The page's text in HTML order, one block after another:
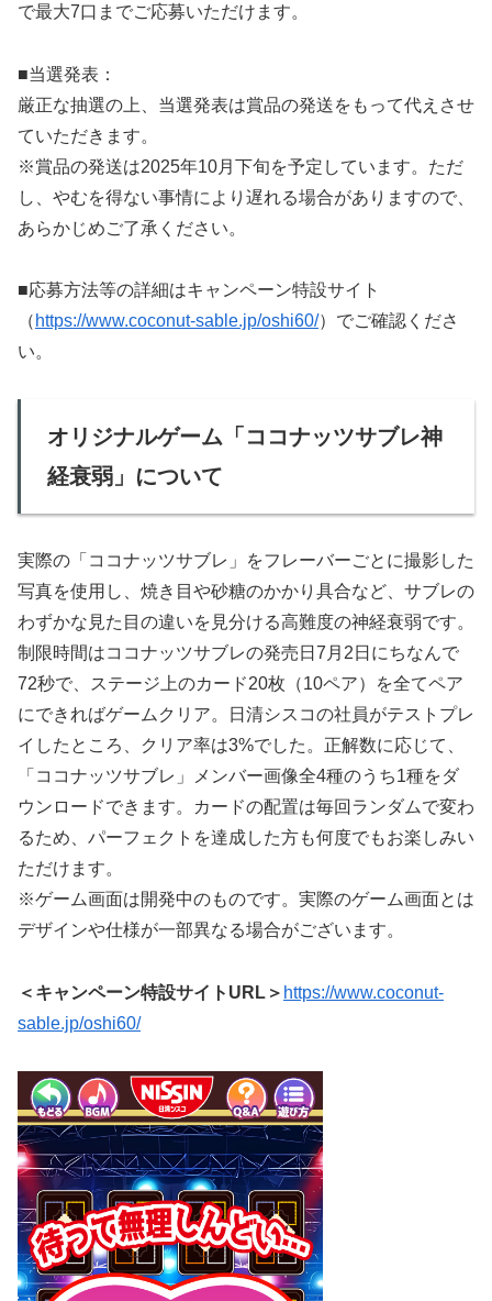
で最大7口までご応募いただけます。
■当選発表：
厳正な抽選の上、当選発表は賞品の発送をもって代えさせ
ていただきます。
※賞品の発送は2025年10月下旬を予定しています。ただ
し、やむを得ない事情により遅れる場合がありますので、
あらかじめご了承ください。
■応募方法等の詳細はキャンペーン特設サイト
（ https://www.coconut-sable.jp/oshi60/）でご確認くださ
い。
オリジナルゲーム「ココナッツサブレ神
経衰弱」について
実際の「ココナッツサブレ」をフレーバーごとに撮影した
写真を使用し、焼き目や砂糖のかかり具合など、サブレの
わずかな見た目の違いを見分ける高難度の神経衰弱です。
制限時間はココナッツサブレの発売日7月2日にちなんで
72秒で、ステージ上のカード20枚（10ペア）を全てペア
にできればゲームクリア。日清シスコの社員がテストプレ
イしたところ、クリア率は3%でした。正解数に応じて、
「ココナッツサブレ」メンバー画像全4種のうち1種をダ
ウンロードできます。カードの配置は毎回ランダムで変わ
るため、パーフェクトを達成した方も何度でもお楽しみい
ただけます。
※ゲーム画面は開発中のものです。実際のゲーム画面とは
デザインや仕様が一部異なる場合がございます。
＜キャンペーン特設サイトURL＞ https://www.coconut-
sable.jp/oshi60/